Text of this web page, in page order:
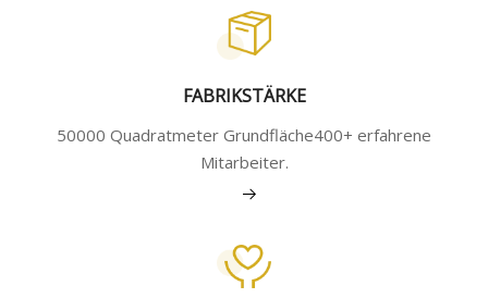
FABRIKSTÄRKE
50000 Quadratmeter Grundfläche400+ erfahrene
Mitarbeiter.
Mehr sehen